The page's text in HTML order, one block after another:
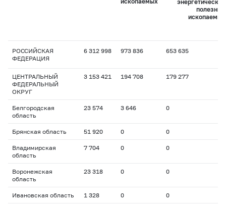
энергетических
полезных
ископаемых
РОССИЙСКАЯ
ФЕДЕРАЦИЯ
6 312 998 973 836 653 635
ЦЕНТРАЛЬНЫЙ
ФЕДЕРАЛЬНЫЙ
ОКРУГ
3 153 421 194 708 179 277
Белгородская
область
23 574 3 646 0
Брянская область 51 920 0 0
Владимирская
область
7 704 0 0
Воронежская
область
23 318 0 0
Ивановская область 1 328 0 0